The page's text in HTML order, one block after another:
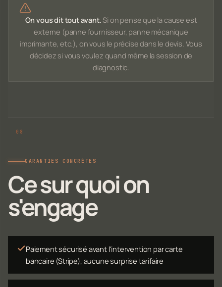
On vous dit tout avant.Si on pense que la cause est
externe (panne fournisseur, panne mécanique
imprimante, etc.), on vous le précise dans le devis. Vous
décidez si vous voulez quand même la session de
diagnostic.
GARANTIES CONCRÈTES
Ce sur quoi on
s'engage
Paiement sécurisé avant l'intervention par carte
bancaire (Stripe), aucune surprise tarifaire